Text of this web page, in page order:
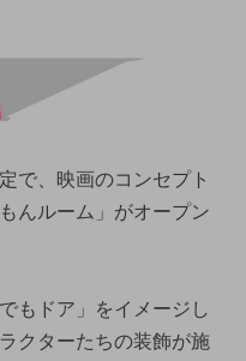
で、映画のコンセプト
んルーム」がオープン
もドア」をイメージし
クターたちの装飾が施